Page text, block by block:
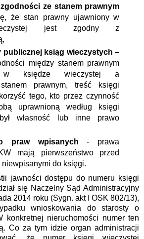
ze stanem prawnym
że stan prawny ujawniony w
jest zgodny z
publicznej ksiąg wieczystych –
między stanem prawnym
w księdze wieczystej a
prawnym, treść księgi
tego, kto przez czynność
uprawnioną według księgi
własność lub inne prawo
praw wpisanych - prawa
mają pierwszeństwo przed
do księgi.
jawności dostępu do numeru księgi
się Naczelny Sąd Administracyjny
2014 roku (Sygn. akt I OSK 802/13),
wnioskowania do starosty o
konkretnej nieruchomości numer ten
Co za tym idzie organ administracji